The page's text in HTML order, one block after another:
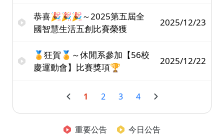
恭喜🎉🎉🎉～2025第五屆全
國智慧生活五創比賽榮獲
2025/12/23
🏅狂賀🏅～休閒系參加【56校
慶運動會】比賽獎項🏆
2025/12/22
1 2 3 4
重要公告
今日公告